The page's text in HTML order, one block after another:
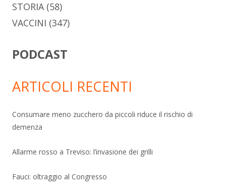
STORIA(58)
VACCINI (347)
PODCAST
ARTICOLI RECENTI
Consumare meno zucchero da piccoli riduce il rischio di
demenza
Allarme rosso a Treviso: l’invasione dei grilli
Fauci: oltraggio al Congresso